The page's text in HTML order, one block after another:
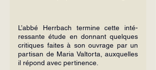
L’abbé Herrbach termine cette inté­
ressante étude en donnant quelques
cri­tiques faites à son ouvrage par un
partisan de Maria Valtorta, auxquelles
il répond avec pertinence.